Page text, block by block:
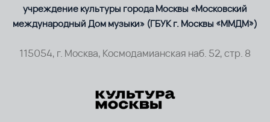
учреждение культуры города Москвы «Московский
международный Дом музыки» (ГБУК г. Москвы «ММДМ»)
115054, г. Москва, Космодамианская наб. 52, стр. 8